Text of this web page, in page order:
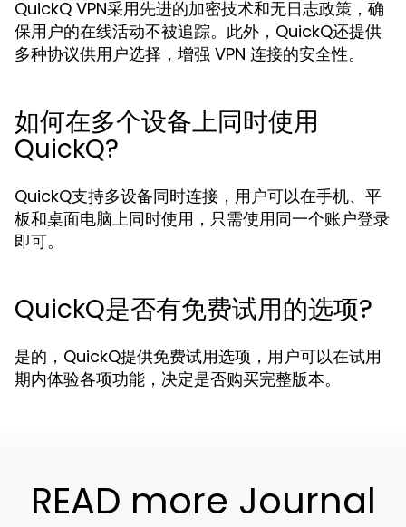
QuickQ VPN采用先进的加密技术和无日志政策，确
保用户的在线活动不被追踪。此外，QuickQ还提供
多种协议供用户选择，增强 VPN 连接的安全性。
如何在多个设备上同时使用
QuickQ?
QuickQ支持多设备同时连接，用户可以在手机、平
板和桌面电脑上同时使用，只需使用同一个账户登录
即可。
QuickQ是否有免费试用的选项?
是的，QuickQ提供免费试用选项，用户可以在试用
期内体验各项功能，决定是否购买完整版本。
READ more Journal